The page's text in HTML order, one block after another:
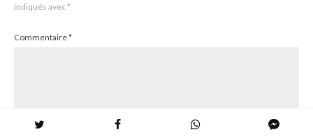
indiqués avec*
Commentaire*